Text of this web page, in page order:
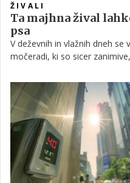
ŽIVALI
Ta majhna žival
psa
V deževnih in vlažnih dneh
močeradi, ki so sicer
zaužitju povzročijo resne
pomembno, da lastniki psov